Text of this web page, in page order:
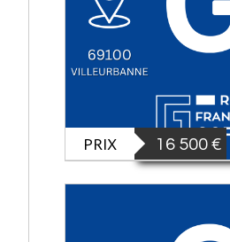
PRIX 16 500 €